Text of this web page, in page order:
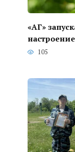
«АГ»
105